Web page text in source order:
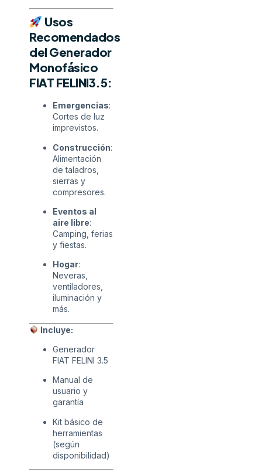
Usos
Recomendados
del Generador
Monofásico
FIAT FELINI3.5:
Emergencias:
Cortes de luz
imprevistos.
Construcción:
Alimentación
de taladros,
sierras y
compresores.
Eventos al
aire libre:
Camping, ferias
y fiestas.
Hogar:
Neveras,
ventiladores,
iluminación y
más.
Incluye:
Generador
FIAT FELINI 3.5
Manual de
usuario y
garantía
Kit básico de
herramientas
(según
disponibilidad)